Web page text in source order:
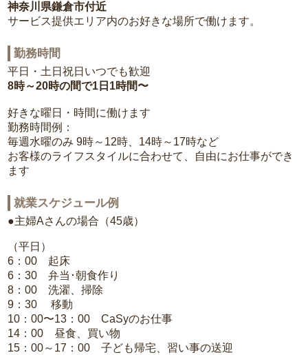
神奈川県鎌倉市付近
サービス提供エリア内のお好きな場所で働けます。
勤務時間
平日・土日祝日いつでも歓迎
8時～20時の間で1日1時間〜
好きな曜日・時間に働けます
勤務時間例：
毎週水曜のみ 9時～12時、14時～17時など
お客様のライフスタイルに合わせて、自由にお仕事ができ
ます
就業スケジュール例
●主婦Aさんの場合（45歳）
（平日）
6：00 起床
6：30 弁当･朝食作り
8：00 洗濯、掃除
9：30 移動
10：00〜13：00 CaSyのお仕事
14：00 昼食、買い物
15：00～17：00 子ども帰宅、習い事の送迎